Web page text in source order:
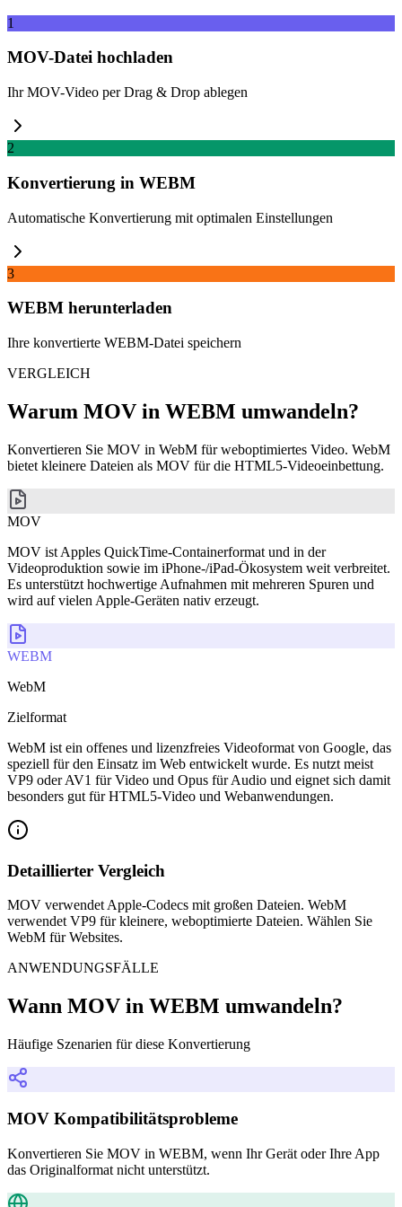
1
MOV-Datei hochladen
Ihr MOV-Video per Drag & Drop ablegen
2
Konvertierung in WEBM
Automatische Konvertierung mit optimalen Einstellungen
3
WEBM herunterladen
Ihre konvertierte WEBM-Datei speichern
VERGLEICH
Warum MOV in WEBM umwandeln?
Konvertieren Sie MOV in WebM für weboptimiertes Video. WebM
bietet kleinere Dateien als MOV für die HTML5-Videoeinbettung.
MOV
MOV ist Apples QuickTime-Containerformat und in der
Videoproduktion sowie im iPhone-/iPad-Ökosystem weit verbreitet.
Es unterstützt hochwertige Aufnahmen mit mehreren Spuren und
wird auf vielen Apple-Geräten nativ erzeugt.
WEBM
WebM
Zielformat
WebM ist ein offenes und lizenzfreies Videoformat von Google, das
speziell für den Einsatz im Web entwickelt wurde. Es nutzt meist
VP9 oder AV1 für Video und Opus für Audio und eignet sich damit
besonders gut für HTML5-Video und Webanwendungen.
Detaillierter Vergleich
MOV verwendet Apple-Codecs mit großen Dateien. WebM
verwendet VP9 für kleinere, weboptimierte Dateien. Wählen Sie
WebM für Websites.
ANWENDUNGSFÄLLE
Wann MOV in WEBM umwandeln?
Häufige Szenarien für diese Konvertierung
MOV Kompatibilitätsprobleme
Konvertieren Sie MOV in WEBM, wenn Ihr Gerät oder Ihre App
das Originalformat nicht unterstützt.